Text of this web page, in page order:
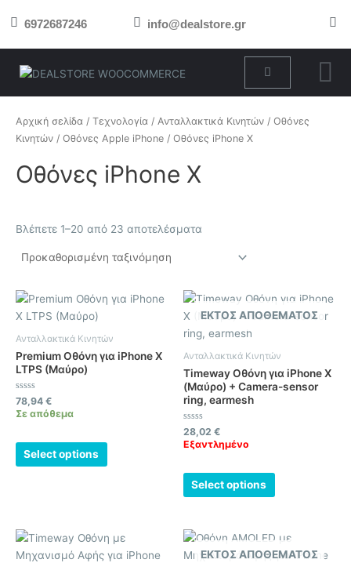
στο 6972687246 info@dealstore.gr
Cart
Αρχική σελίδα / Τεχνολογία / Ανταλλακτικά Κινητών / Οθόνες
Κινητών / Οθόνες Apple iPhone / Οθόνες iPhone X
Οθόνες iPhone X
Βλέπετε 1–20 από 23 αποτελέσματα
Ανταλλακτικά Κινητών
Premium Οθόνη για iPhone X
LTPS (Μαύρο)
Βαθμολογήθηκε
με
0
78,94 €
Σε απόθεμα
Select options
ΕΚΤΌΣ ΑΠΟΘΈΜΑΤΟΣ
Ανταλλακτικά Κινητών
Timeway Οθόνη για iPhone X
(Μαύρο) + Camera-sensor
ring, earmesh
Βαθμολογήθηκε
με
0
28,02 €
Εξαντλημένο
Select options
ΕΚΤΌΣ ΑΠΟΘΈΜΑΤΟΣ